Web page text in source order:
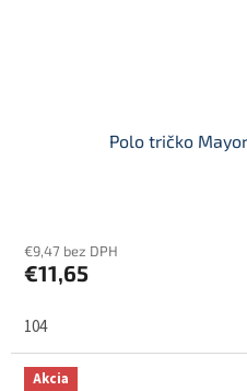
Polo tričko
€9,47 bez DPH
€11,65
104
Akcia